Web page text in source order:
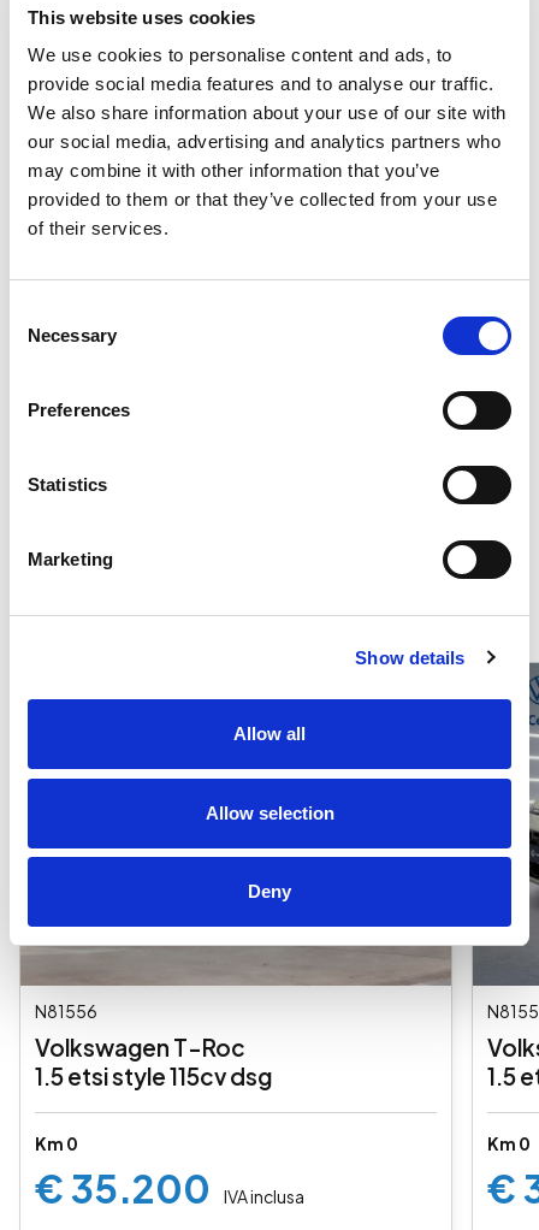
This website uses cookies
We use cookies to personalise content and ads, to
provide social media features and to analyse our traffic.
We also share information about your use of our site with
our social media, advertising and analytics partners who
may combine it with other information that you’ve
provided to them or that they’ve collected from your use
of their services.
Selection
Necessary
Preferences
Statistics
Marketing
Show details
Allow all
Allow selection
Deny
Optional in dotazione
Consumi ed emissioni
Descrizione
Potrebbero interessarti questi veicoli
N81556
Volkswagen T-Roc
1.5 etsi style 115cv dsg
Km 0
€ 35.200 IVA inclusa
1.5
Km 0
€